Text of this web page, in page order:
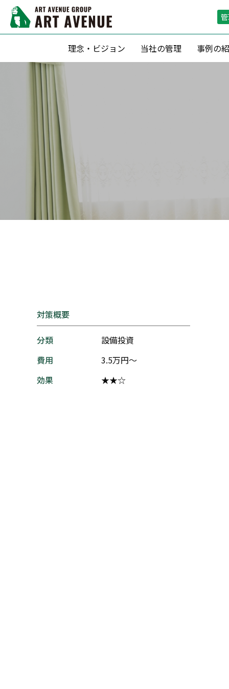
理念・ビジョン 当社の管理
滞納保証・空室保証(サブリース)
転貸借方式 による管理
定期借家契約 による運用
収益最大化のための 賃料査定
事例の
対策概要
分類
設備投資
費用
3.5万円～
効果
★★☆